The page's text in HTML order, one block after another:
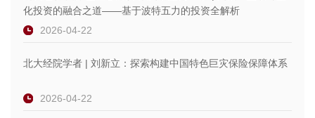
化投资的融合之道——基于波特五力的投资全解析
2026-04-22
北大经院学者 | 刘新立：探索构建中国特色巨灾保险保障体系
2026-04-22